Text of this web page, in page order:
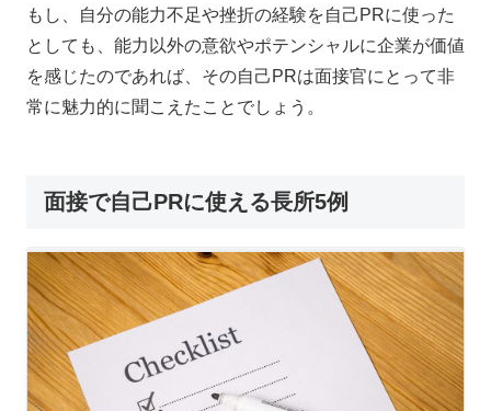
もし、自分の能力不足や挫折の経験を自己PRに使った
としても、能力以外の意欲やポテンシャルに企業が価値
を感じたのであれば、その自己PRは面接官にとって非
常に魅力的に聞こえたことでしょう。
面接で自己PRに使える長所5例